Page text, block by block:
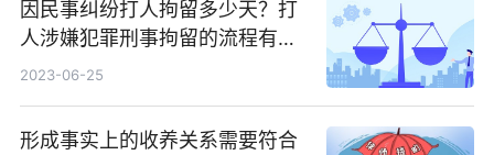
因民事纠纷打人拘留多少天？打
人涉嫌犯罪刑事拘留的流程有哪
些？
2023-06-25
形成事实上的收养关系需要符合